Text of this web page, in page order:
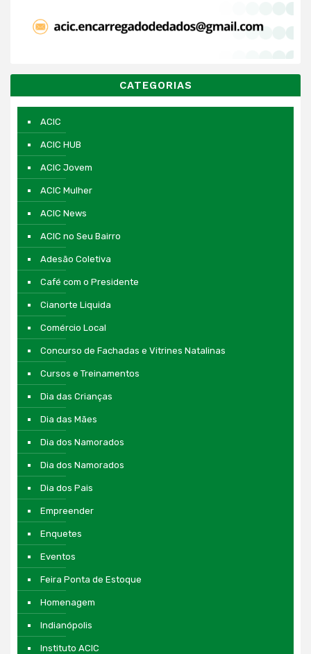
CATEGORIAS
ACIC
ACIC HUB
ACIC Jovem
ACIC Mulher
ACIC News
ACIC no Seu Bairro
Adesão Coletiva
Café com o Presidente
Cianorte Liquida
Comércio Local
Concurso de Fachadas e Vitrines Natalinas
Cursos e Treinamentos
Dia das Crianças
Dia das Mães
Dia dos Namorados
Dia dos Namorados
Dia dos Pais
Empreender
Enquetes
Eventos
Feira Ponta de Estoque
Homenagem
Indianópolis
Instituto ACIC